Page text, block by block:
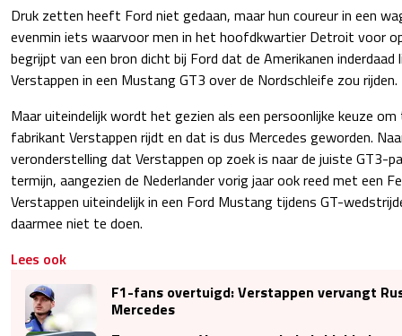
Druk zetten heeft Ford niet gedaan, maar hun coureur in een
evenmin iets waarvoor men in het hoofdkwartier Detroit voor
begrijpt van een bron dicht bij Ford dat de Amerikanen inderdaad
Verstappen in een Mustang GT3 over de Nordschleife zou rijden.
Maar uiteindelijk wordt het gezien als een persoonlijke keuze
fabrikant Verstappen rijdt en dat is dus Mercedes geworden.
veronderstelling dat Verstappen op zoek is naar de juiste GT3-
termijn, aangezien de Nederlander vorig jaar ook reed met een
Verstappen uiteindelijk in een Ford Mustang tijdens GT-
daarmee niet te doen.
Lees ook
F1-fans overtuigd: Verstappen vervangt
Mercedes